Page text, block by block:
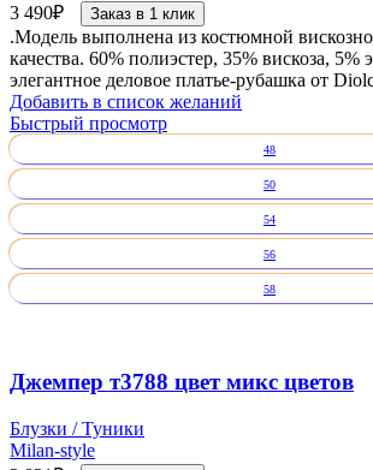
3 490₽ Заказ в 1 клик
.Модель выполнена из костюмной
качества. 60% полиэстер, 35% вискоза, 5%
элегантное деловое платье-рубашка от
Добавить в список желаний
Быстрый просмотр
48
50
54
56
58
Джемпер т3788 цвет микс цветов
Блузки / Туники
Milan-style